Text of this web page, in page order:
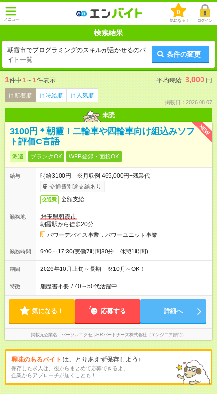
メニュー
0
気になる！ ログイン
検索結果
朝霞市でプログラミングのスキルが活かせるのバ
イト一覧
条件の変更
1件中1 ～ 1件表示 平均時給: 3,000 円
新着順 時給順 人気順
掲載日：2026.08.07
未読
NEW
3100円＊朝霞！二輪車や四輪車向け組込みソフ
ト評価C言語
派遣 ブランクOK WEB登録・面接OK
給与
時給3100円 ※月収例 465,000円+残業代
交通費別途支給あり
交通費 全額支給
勤務地
埼玉県朝霞市
朝霞駅から徒歩20分
パワーデバイス事業，パワーユニット事業
勤務時間 9:00～17:30(実働7時間30分 休憩1時間)
期間 2026年10月上旬～長期 ※10月～OK！
特徴 履歴書不要 / 40～50代活躍中
気になる！ 応募する 詳細へ
掲載元企業名 パーソルエクセルHRパートナーズ株式会社（エンジニア部門）
興味のあるバイト は、とりあえず保存しよう♪
保存した求人は、後からまとめて応募できるよ。
企業からアプローチが届くことも！